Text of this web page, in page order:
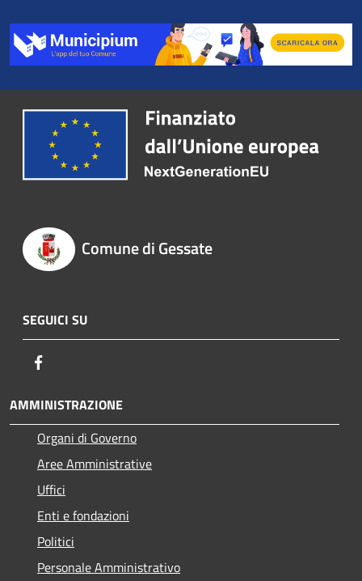
Comune di Gessate
SEGUICI SU
AMMINISTRAZIONE
Organi di Governo
Aree Amministrative
Uffici
Enti e fondazioni
Politici
Personale Amministrativo